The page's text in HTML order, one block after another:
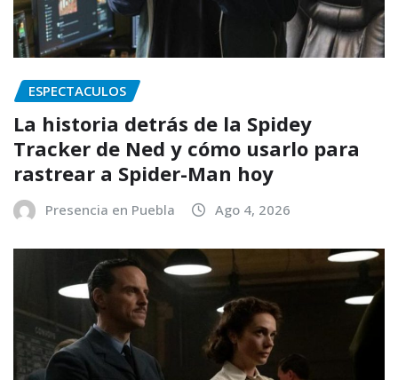
ESPECTACULOS
La historia detrás de la Spidey
Tracker de Ned y cómo usarlo para
rastrear a Spider-Man hoy
Presencia en Puebla Ago 4, 2026